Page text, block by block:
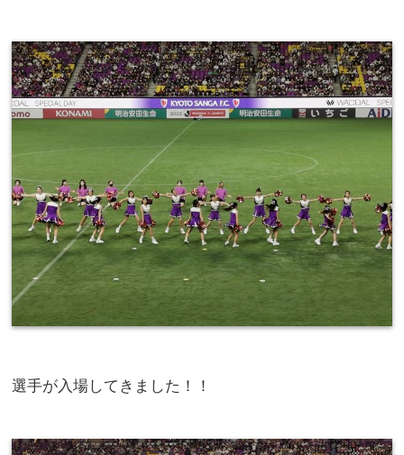
選手が入場してきました！！